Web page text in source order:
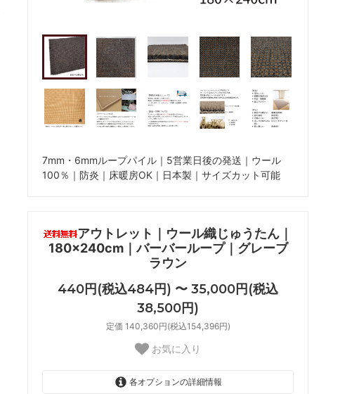
7mm・6mmループパイル｜5営業日後の発送｜ウール
100％｜防炎｜床暖房OK｜日本製｜サイズカット可能
アウトレット｜ウール織じゅうたん｜
180×240cm｜バーバーループ｜グレーブ
ラウン
440円(税込484円) 〜 35,000円(税込
38,500円)
定価 140,360円(税込154,396円)
お気に入り
各オプションの詳細情報